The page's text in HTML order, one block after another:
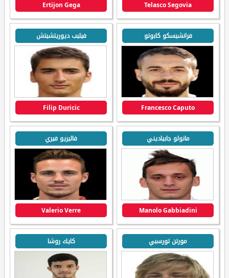
Telasco Segovia
Ertijon Gega
فرانشيسكو كابوتو
Francesco Caputo
فيليب ديوريتشيتش
Filip Duricic
مانولو جابياديني
Manolo Gabbiadini
فاليريو فيري
Valerio Verre
مورتن تورسبي كايك روشا